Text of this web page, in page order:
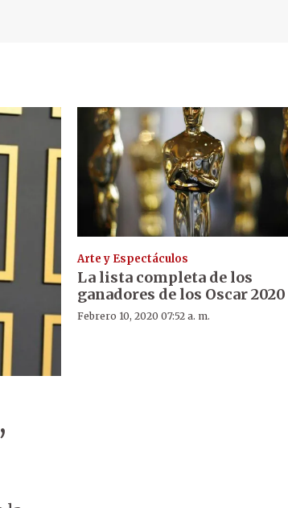
Arte y Espectáculos
La lista completa de los
ganadores de los Oscar 2020
Febrero 10, 2020 07:52 a. m.